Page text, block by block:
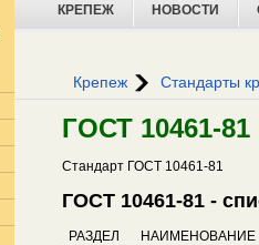
КРЕПЕЖ НОВОСТИ
Крепеж Стандарты
ГОСТ 10461-81
Стандарт ГОСТ 10461-81
ГОСТ 10461-81 -
РАЗДЕЛ НАИМЕНОВАНИЕ